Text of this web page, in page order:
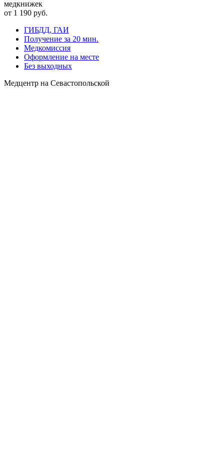
медкнижек
от 1 190 руб.
ГИБДД, ГАИ
Получение за 20 мин.
Медкомиссия
Оформление на месте
Без выходных
Медцентр на Севастопольской